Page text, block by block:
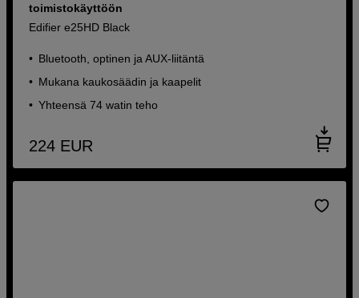
toimistokäyttöön
Edifier e25HD Black
Bluetooth, optinen ja AUX-liitäntä
Mukana kaukosäädin ja kaapelit
Yhteensä 74 watin teho
224 EUR